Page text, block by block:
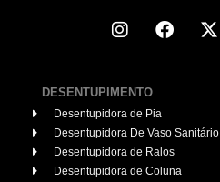
DESENTUPIMENTO
Desentupidora de Pia
Desentupidora De Vaso Sanitário
Desentupidora de Ralos
Desentupidora de Coluna